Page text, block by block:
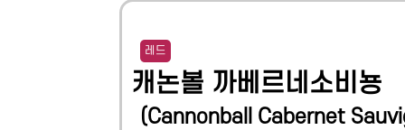
레드
캐논볼 까베르네소비뇽
(Cannonball Cabernet